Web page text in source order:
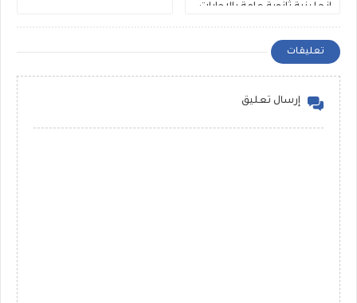
إنجليزية ثانوية عامة بالإجابات
تعليقات
إرسال تعليق